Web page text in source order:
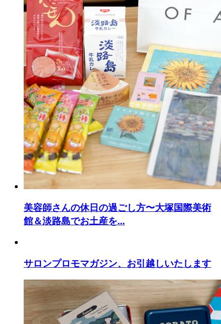
美容師さんの休日の過ごし方〜大塚国際美術
館＆淡路島でお土産を...
サロンプロモマガジン、お引越しいたします